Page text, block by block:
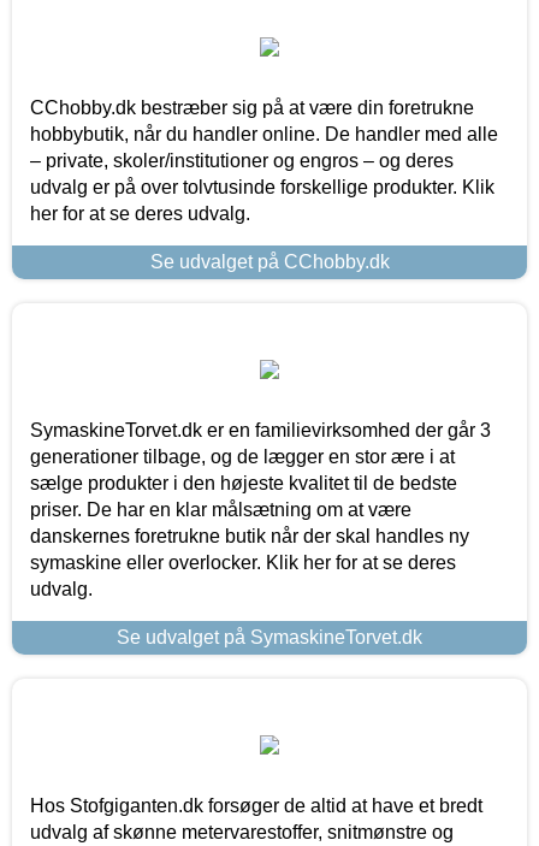
CChobby.dk bestræber sig på at være din foretrukne
hobbybutik, når du handler online. De handler med alle
– private, skoler/institutioner og engros – og deres
udvalg er på over tolvtusinde forskellige produkter. Klik
her for at se deres udvalg.
Se udvalget på CChobby.dk
SymaskineTorvet.dk er en familievirksomhed der går 3
generationer tilbage, og de lægger en stor ære i at
sælge produkter i den højeste kvalitet til de bedste
priser. De har en klar målsætning om at være
danskernes foretrukne butik når der skal handles ny
symaskine eller overlocker. Klik her for at se deres
udvalg.
Se udvalget på SymaskineTorvet.dk
Hos Stofgiganten.dk forsøger de altid at have et bredt
udvalg af skønne metervarestoffer, snitmønstre og